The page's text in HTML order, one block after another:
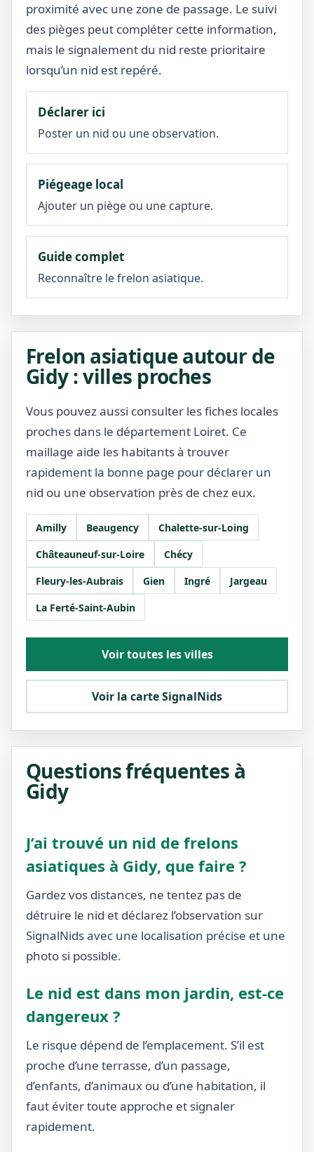
proximité avec une zone de passage. Le suivi
des pièges peut compléter cette information,
mais le signalement du nid reste prioritaire
lorsqu’un nid est repéré.
Déclarer ici
Poster un nid ou une observation.
Piégeage local
Ajouter un piège ou une capture.
Guide complet
Reconnaître le frelon asiatique.
Frelon asiatique autour de
Gidy : villes proches
Vous pouvez aussi consulter les fiches locales
proches dans le département Loiret. Ce
maillage aide les habitants à trouver
rapidement la bonne page pour déclarer un
nid ou une observation près de chez eux.
Amilly Beaugency
Chalette-sur-Loing
Châteauneuf-sur-Loire
Chécy
Fleury-les-Aubrais
Gien Ingré
Jargeau
La Ferté-Saint-Aubin
Voir toutes les villes
Voir la carte SignalNids
Questions fréquentes à
Gidy
J’ai trouvé un nid de frelons
asiatiques à Gidy, que faire ?
Gardez vos distances, ne tentez pas de
détruire le nid et déclarez l’observation sur
SignalNids avec une localisation précise et une
photo si possible.
Le nid est dans mon jardin, est-ce
dangereux ?
Le risque dépend de l’emplacement. S’il est
proche d’une terrasse, d’un passage,
d’enfants, d’animaux ou d’une habitation, il
faut éviter toute approche et signaler
rapidement.